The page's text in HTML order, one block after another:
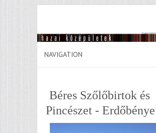
Béres Szőlőbirtok és
Pincészet - Erdőbénye